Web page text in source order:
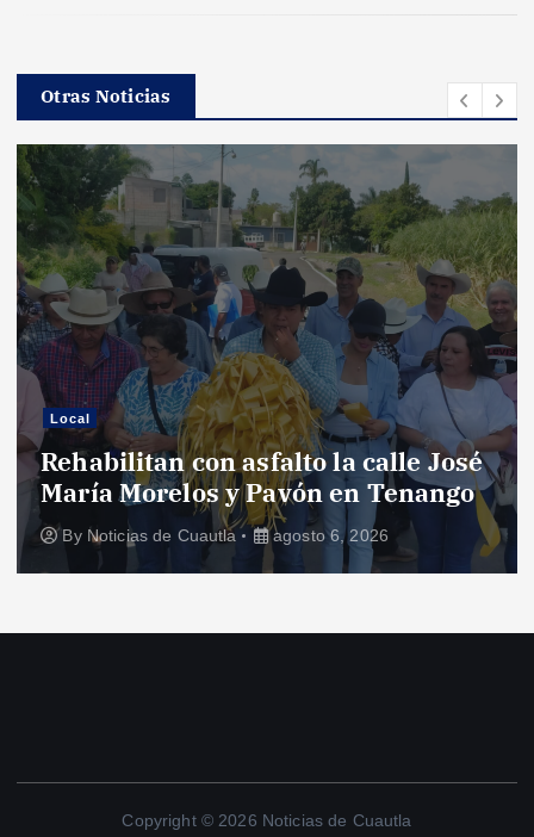
Otras Noticias
Local
Rehabilitan con asfalto la calle José
María Morelos y Pavón en Tenango
By Noticias de Cuautla agosto 6, 2026
Copyright © 2026 Noticias de Cuautla